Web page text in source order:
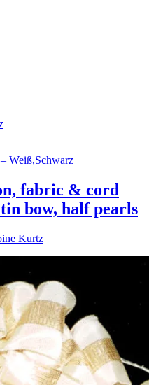
Weiß,Schwarz
fabric & cord
bow, half pearls
Kurtz